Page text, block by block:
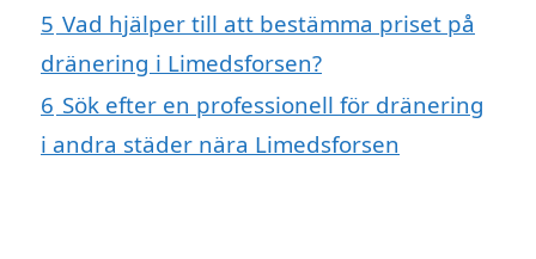
5 Vad hjälper till att bestämma priset på
dränering i Limedsforsen?
6 Sök efter en professionell för dränering
i andra städer nära Limedsforsen